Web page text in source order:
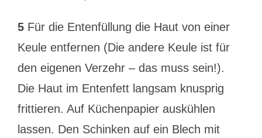
5Für die Entenfüllung die Haut von einer
Keule entfernen (Die andere Keule ist für
den eigenen Verzehr – das muss sein!).
Die Haut im Entenfett langsam knusprig
frittieren. Auf Küchenpapier auskühlen
lassen. Den Schinken auf ein Blech mit